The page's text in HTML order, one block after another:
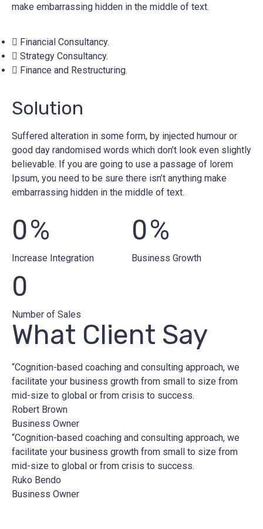
make embarrassing hidden in the middle of text.
Financial Consultancy.
Strategy Consultancy.
Finance and Restructuring.
Solution
Suffered alteration in some form, by injected humour or
good day randomised words which don’t look even slightly
believable. If you are going to use a passage of lorem
Ipsum, you need to be sure there isn’t anything make
embarrassing hidden in the middle of text.
0%
Increase Integration
0%
Business Growth
0
Number of Sales
What Client Say
“Cognition-based coaching and consulting approach, we
facilitate your business growth from small to size from
mid-size to global or from crisis to success.
Robert Brown
Business Owner
“Cognition-based coaching and consulting approach, we
facilitate your business growth from small to size from
mid-size to global or from crisis to success.
Ruko Bendo
Business Owner